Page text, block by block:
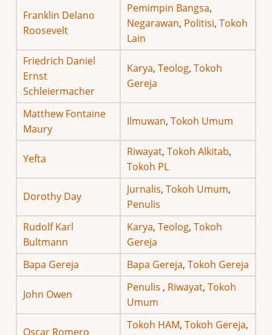
Franklin Delano
Roosevelt
Pemimpin Bangsa,
Negarawan, Politisi, Tokoh
Lain
Friedrich Daniel
Ernst
Schleiermacher
Karya, Teolog, Tokoh
Gereja
Matthew Fontaine
Maury
Ilmuwan, Tokoh Umum
Yefta
Riwayat, Tokoh Alkitab,
Tokoh PL
Dorothy Day
Jurnalis, Tokoh Umum,
Penulis
Rudolf Karl
Bultmann
Karya, Teolog, Tokoh
Gereja
Bapa Gereja
Bapa Gereja, Tokoh Gereja
John Owen
Penulis , Riwayat, Tokoh
Umum
Oscar Romero
Tokoh HAM, Tokoh Gereja,